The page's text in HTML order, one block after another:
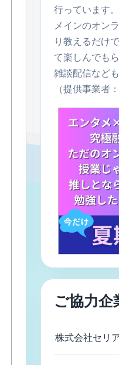
行っています。
メインのオン
り教えるだけ
て楽しんでも
雑談配信など
（提供事業者
ご協力企
株式会社セリ